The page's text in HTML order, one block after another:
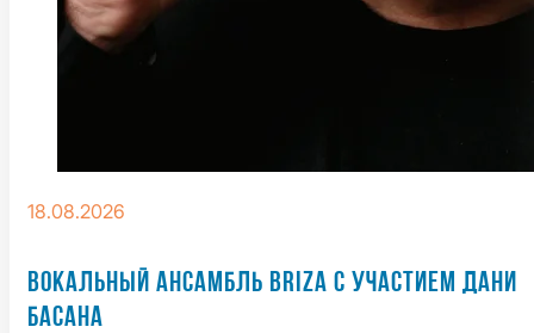
18.08.2026
ВОКАЛЬНЫЙ АНСАМБЛЬ BRIZA С УЧАСТИЕМ ДАНИ
БАСАНА